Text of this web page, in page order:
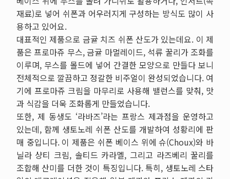
재료)로 넣어 쉬폰과 어우러지게 구성하는 방식도 많이 사
용하고 있어요.
대표적인 제품으로 금귤 치즈 쉬폰 산도가 있는데요. 이 제
품은 프로마쥬 무스, 금귤 마멀레이드, 석류 꿀리가 조화를
이루며, 무스를 몰드에 넣어 간결한 모양으로 만들다 보니
전체적으로 깔끔하고 정갈한 비주얼이 완성되었습니다. 여
기에 프로마쥬 크림을 마무리로 사용해 밸런스를 맞춰, 맛
과 식감을 더욱 조화롭게 만들었습니다.
또한, 제 동생도 ‘라바즈’라는 프랑스 제과점을 운영하고
있는데, 함께 생토노레 쉬폰 산도를 개발하여 성황리에 판
매 중입니다. 이 제품은 쉬폰 베이스 위에 슈(Choux)와 바
닐라 샹티 크림, 솔티드 카라멜, 그리고 라즈베리 꿀리를
조합해 산미를 더한 것이 특징입니다. 특히, 생토노레 스타